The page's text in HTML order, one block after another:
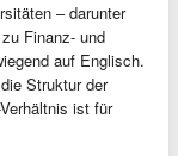
– darunter
Finanz- und
auf Englisch.
Struktur der
ist für